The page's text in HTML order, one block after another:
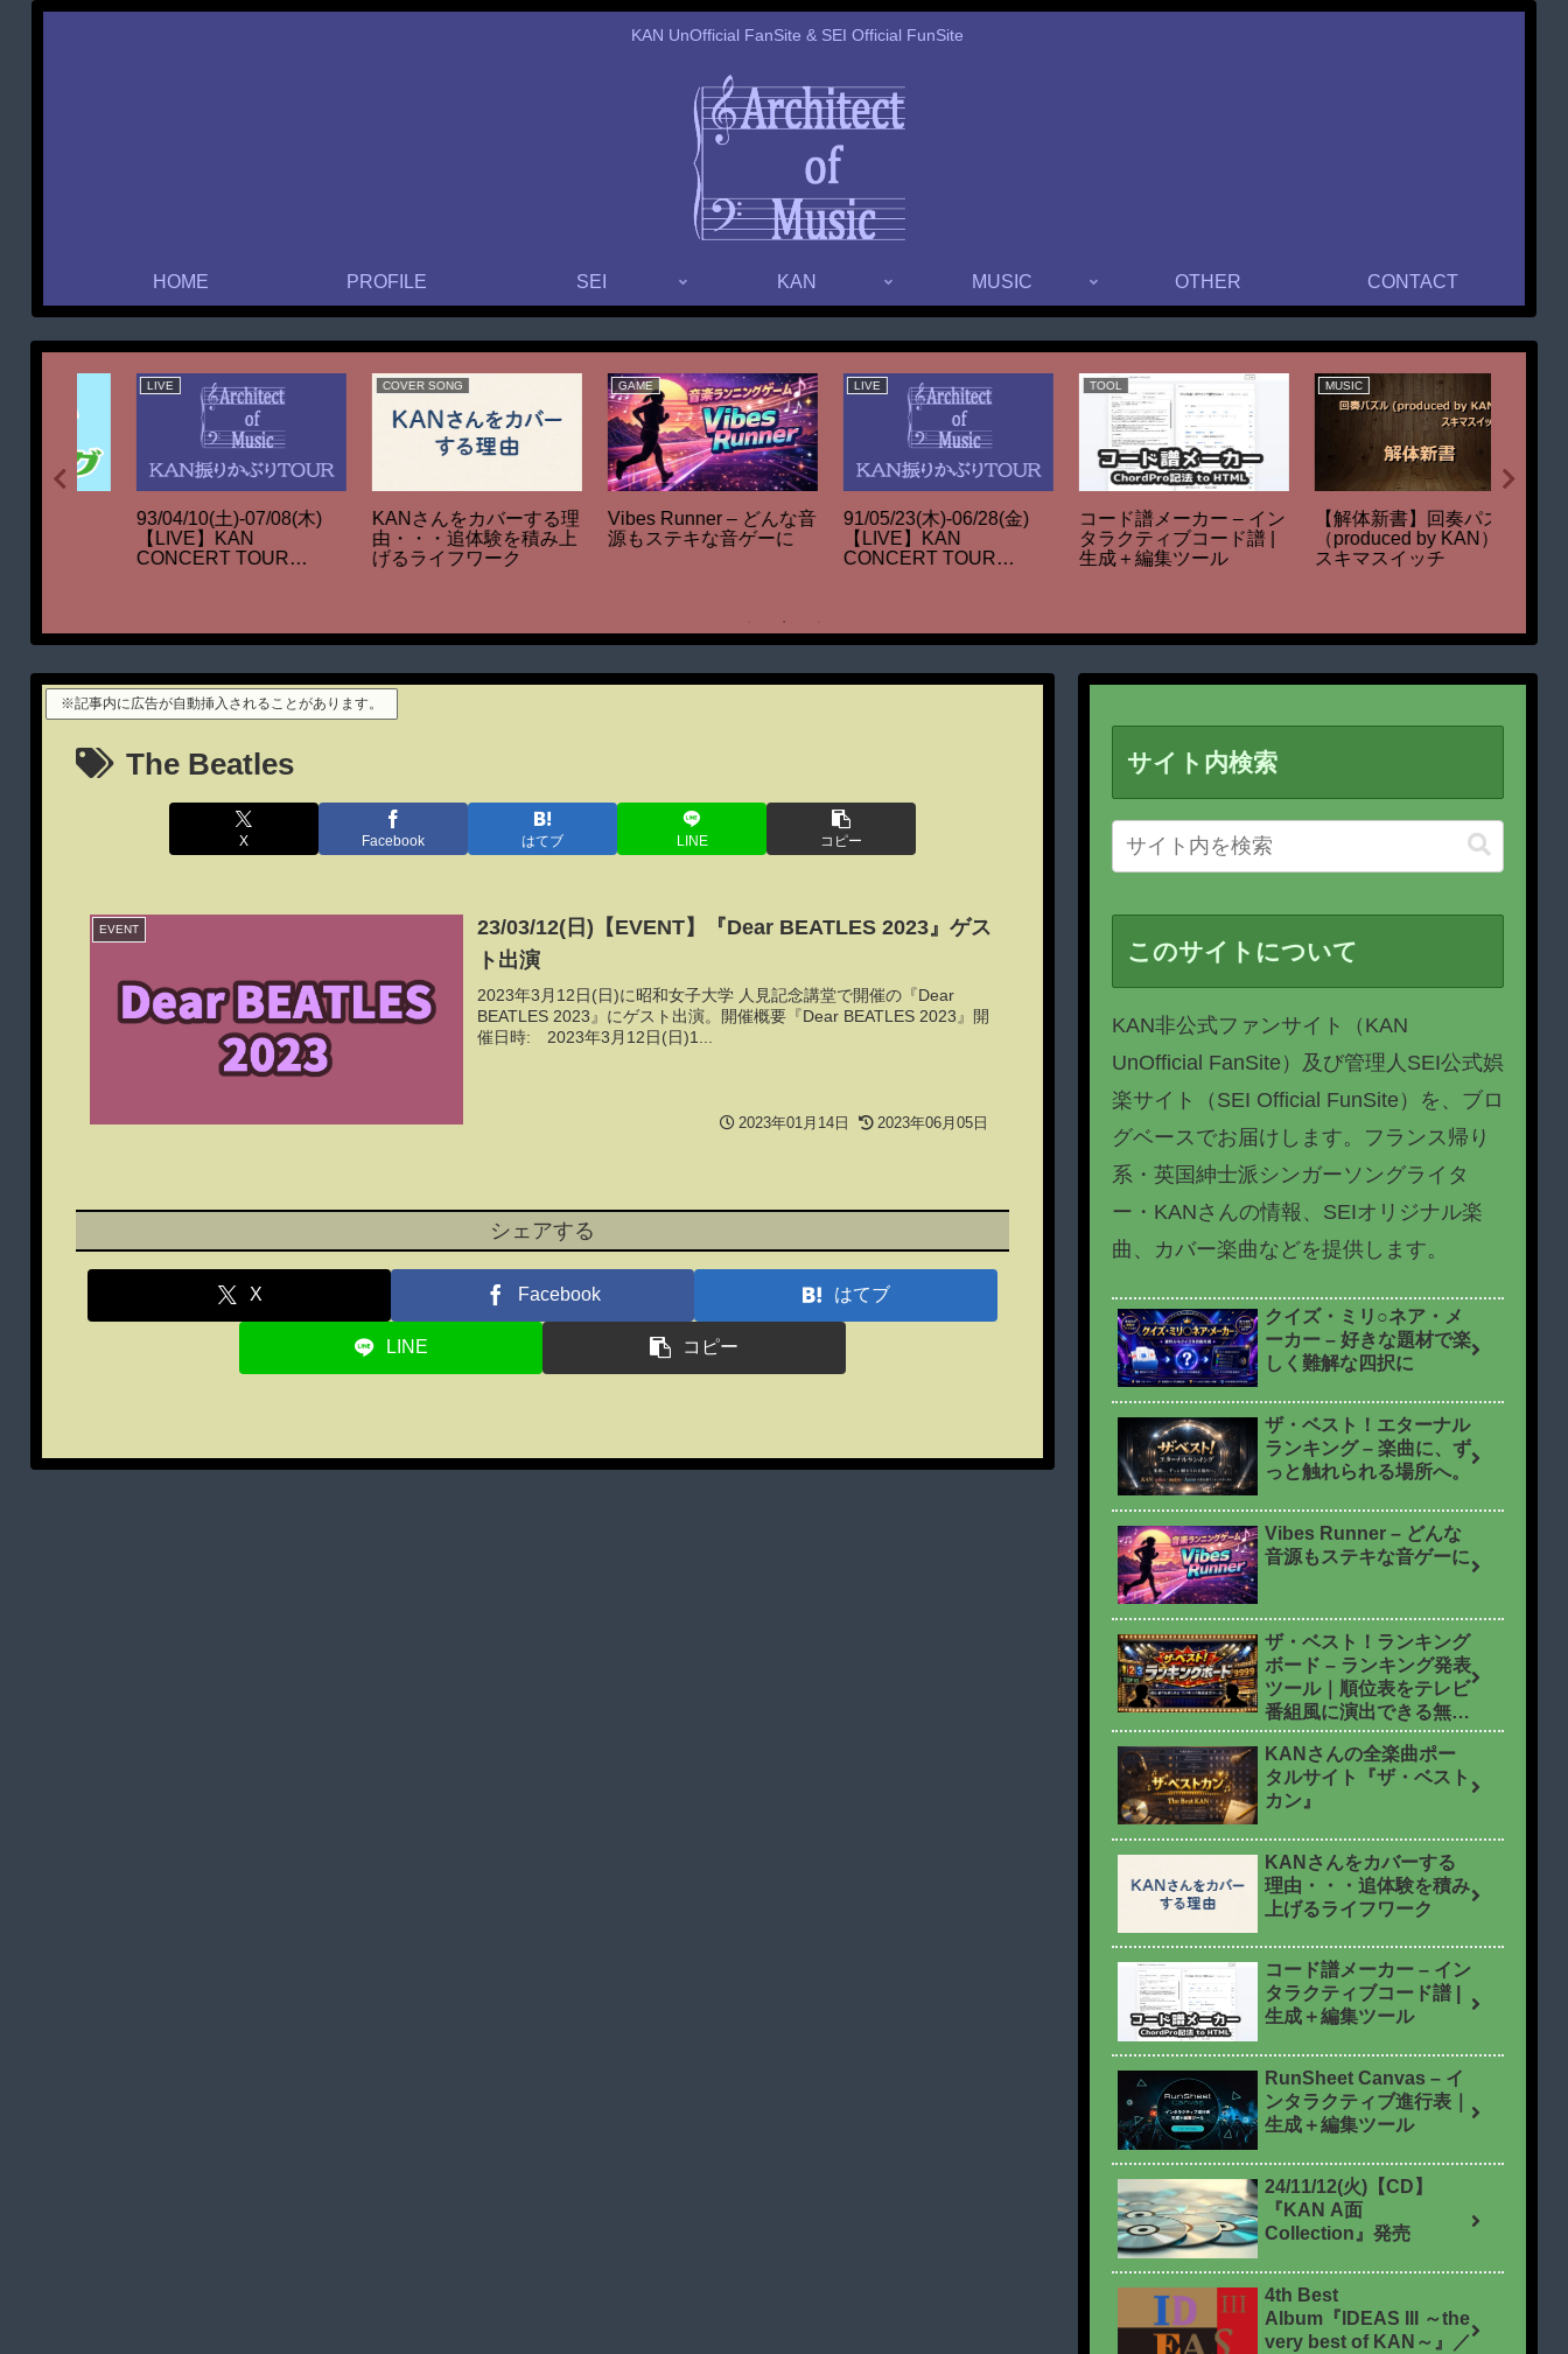
KAN UnOfficial FanSite & SEI Official FunSite
HOME PROFILE SEI KAN MUSIC OTHER CONTACT
Vibes Runner – どんな音
源もステキな音ゲーに
91/05/23(木)-06/28(金)
【LIVE】KAN
CONCERT TOUR
コード譜メーカー – イン
タラクティブコード譜 |
MUSIC
【解体新書】回奏パズル
（produced by KAN）／
スキマスイッチ
『エキストラ』／KAN
21/10/03(日)【EVENT】
『ap bank fes ’21 online
in KURKKU FIELDS』出
※記事内に広告が自動挿入されることがあります。
The Beatles
X Facebook はてブ LINE コピー
EVENT
23/03/12(日)【EVENT】『Dear BEATLES 2023』ゲス
ト出演
2023年3月12日(日)に昭和女子大学 人見記念講堂で開催の『Dear
BEATLES 2023』にゲスト出演。開催概要『Dear BEATLES 2023』開
催日時: 2023年3月12日(日)1...
2023年01月14日 2023年06月05日
シェアする
X Facebook はてブ
LINE コピー
サイト内検索
このサイトについて
KAN非公式ファンサイト（KAN
UnOfficial FanSite）及び管理人SEI公式娯
楽サイト（SEI Official FunSite）を、ブロ
グベースでお届けします。フランス帰り
系・英国紳士派シンガーソングライタ
ー・KANさんの情報、SEIオリジナル楽
曲、カバー楽曲などを提供します。
クイズ・ミリ○ネア・メ
ーカー – 好きな題材で楽
しく難解な四択に
ザ・ベスト！エターナル
ランキング – 楽曲に、ず
っと触れられる場所へ。
Vibes Runner – どんな
音源もステキな音ゲーに
ザ・ベスト！ランキング
ボード – ランキング発表
ツール｜順位表をテレビ
番組風に演出できる無料
ツール
KANさんの全楽曲ポー
タルサイト『ザ・ベスト
カン』
KANさんをカバーする
理由・・・追体験を積み
上げるライフワーク
コード譜メーカー – イン
タラクティブコード譜 |
生成＋編集ツール
RunSheet Canvas – イ
ンタラクティブ進行表｜
生成＋編集ツール
24/11/12(火)【CD】
『KAN A面
Collection』発売
4th Best
Album『IDEAS III ～the
very best of KAN～』／